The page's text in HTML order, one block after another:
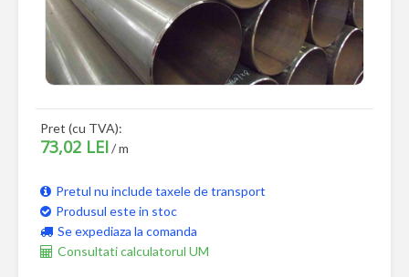
Pret (cu TVA):
73,02 LEI/ m
Pretul nu include taxele de transport
Produsul este in stoc
Se expediaza la comanda
Consultati calculatorul UM